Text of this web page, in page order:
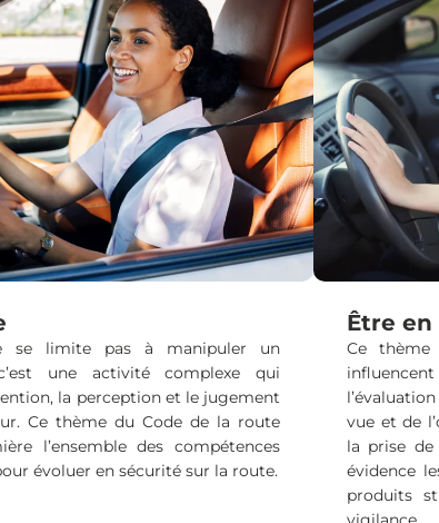
se limite pas à manipuler un
une activité complexe qui
la perception et le jugement
Ce thème du Code de la route
l’ensemble des compétences
évoluer en sécurité sur la route.
Être
Ce thème
vue et de
la prise
évidence
produits